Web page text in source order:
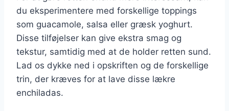
du eksperimentere med forskellige toppings
som guacamole, salsa eller græsk yoghurt.
Disse tilføjelser kan give ekstra smag og
tekstur, samtidig med at de holder retten sund.
Lad os dykke ned i opskriften og de forskellige
trin, der kræves for at lave disse lækre
enchiladas.